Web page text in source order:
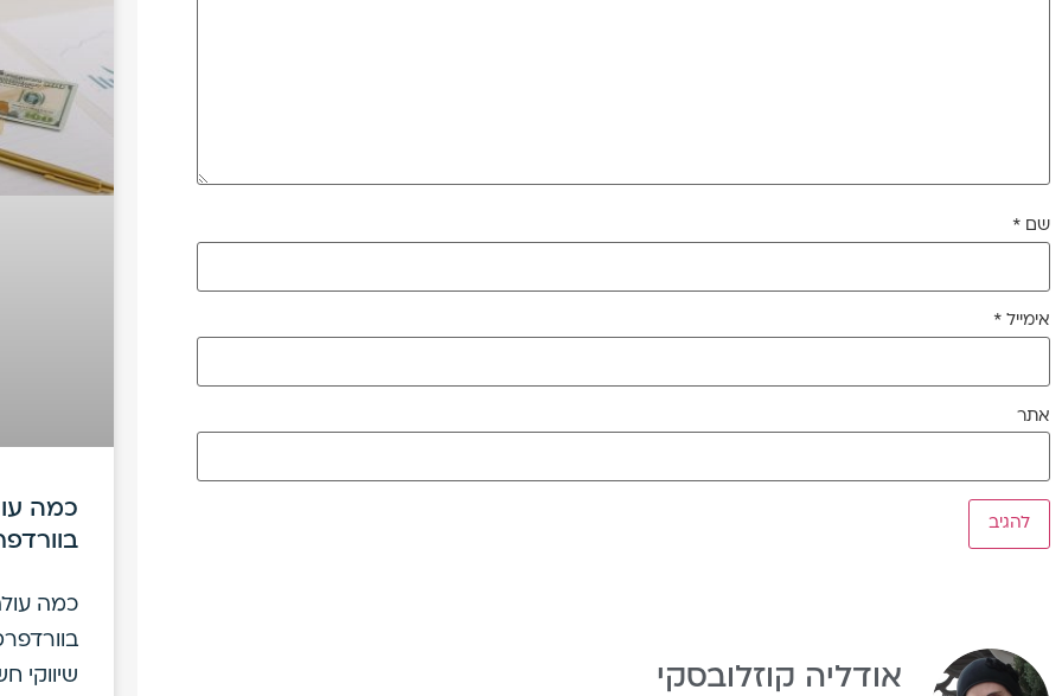
שם *
אימייל *
אתר
אודליה קוזלובסקי
כמה
כמה
שיווקי